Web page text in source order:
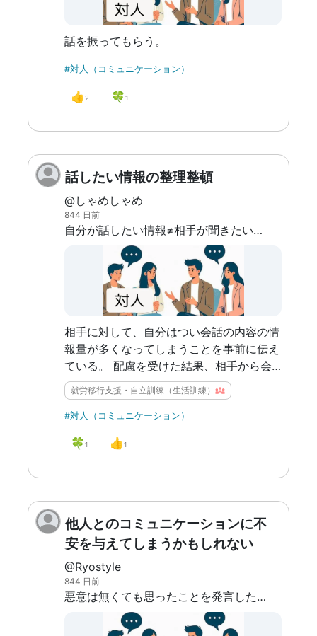
話を振ってもらう。
#対人（コミュニケーション）
👍 2 🍀1
話したい情報の整理整頓
@しゃめしゃめ
844 日前
自分が話したい情報≠相手が聞きたい情報 私はよかれと思って、相手に聞かれたこと＋その人に役に立ちそうなことをまとめて話してしまう。 会話中は、自分が伝えたい事をすべて話し終わるまで私のセリフが途切れることはない。 伝えたい内容が多すぎて、情報の整理ができないので長くなってしまう。 情報に優先度をつけて、相手の非言語の情報を受けて取って臨機応変な対応をことが大事だと気づいてはいる。
相手に対して、自分はつい会話の内容の情
報量が多くなってしまうことを事前に伝え
ている。 配慮を受けた結果、相手から会
話を終わらせてくれるタイミングは増えて
楽になった。
就労移行支援・自立訓練（生活訓練）
#対人（コミュニケーション）
🍀1 👍1
他人とのコミュニケーションに不
安を与えてしまうかもしれない
@Ryostyle
844 日前
悪意は無くても思ったことを発言したり、相手と話したいけど上手く話しかけられずに挙動不審になったり、一緒にいたい人を追ってしまったりして誤解を与えてしまったり、相手に怖いと思わせてしまうことがある。